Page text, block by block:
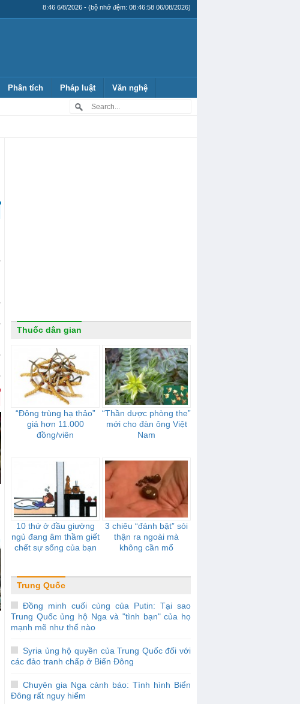
8:46 6/8/2026 - (bộ nhớ đệm: 08:46:58 06/08/2026)
Phân tích Pháp luật Văn nghệ
Thuốc dân gian
“Đông trùng hạ thảo”
giá hơn 11.000
đồng/viên
“Thần dược phòng the”
mới cho đàn ông Việt
Nam
10 thứ ở đầu giường
ngủ đang âm thầm giết
chết sự sống của bạn
3 chiêu “đánh bật” sỏi
thận ra ngoài mà
không cần mổ
Trung Quốc
Đồng minh cuối cùng của Putin: Tại sao
Trung Quốc ủng hộ Nga và "tình bạn" của họ
mạnh mẽ như thế nào
Syria ủng hộ quyền của Trung Quốc đối với
các đảo tranh chấp ở Biển Đông
Chuyên gia Nga cảnh báo: Tình hình Biển
Đông rất nguy hiểm